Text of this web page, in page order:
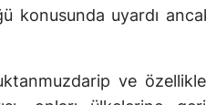
konusunda uyardı
ve